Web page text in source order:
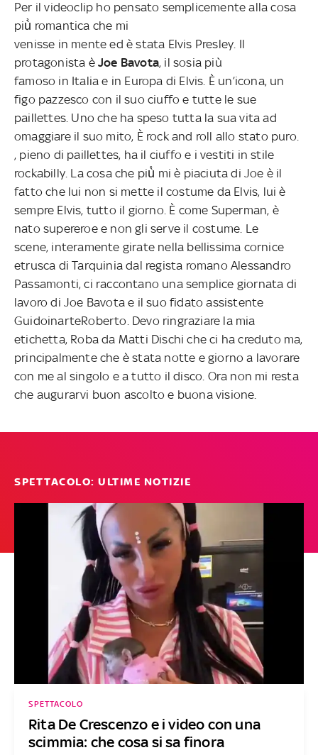
Per il videoclip ho pensato semplicemente alla cosa
più̀ romantica che mi
venisse in mente ed è stata Elvis Presley. Il
protagonista è Joe Bavota, il sosia più
famoso in Italia e in Europa di Elvis. È un’icona, un
figo pazzesco con il suo ciuffo e tutte le sue
paillettes. Uno che ha speso tutta la sua vita ad
omaggiare il suo mito, È rock and roll allo stato puro.
, pieno di paillettes, ha il ciuffo e i vestiti in stile
rockabilly. La cosa che più̀ mi è piaciuta di Joe è il
fatto che lui non si mette il costume da Elvis, lui è
sempre Elvis, tutto il giorno. È come Superman, è
nato supereroe e non gli serve il costume. Le
scene, interamente girate nella bellissima cornice
etrusca di Tarquinia dal regista romano Alessandro
Passamonti, ci raccontano una semplice giornata di
lavoro di Joe Bavota e il suo fidato assistente
GuidoinarteRoberto. Devo ringraziare la mia
etichetta, Roba da Matti Dischi che ci ha creduto ma,
principalmente che è stata notte e giorno a lavorare
con meal singolo e a tutto il disco. Ora non mi resta
che augurarvi buon ascolto e buona visione.
SPETTACOLO: ULTIME NOTIZIE
Rita De Crescenzo e i video con una
scimmia: che cosa si sa finora
SPETTACOLO